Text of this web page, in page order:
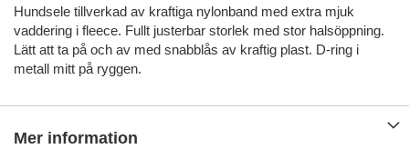
Hundsele tillverkad av kraftiga nylonband med extra mjuk
vaddering i fleece. Fullt justerbar storlek med stor halsöppning.
Lätt att ta på och av med snabblås av kraftig plast. D-ring i
metall mitt på ryggen.
Mer information